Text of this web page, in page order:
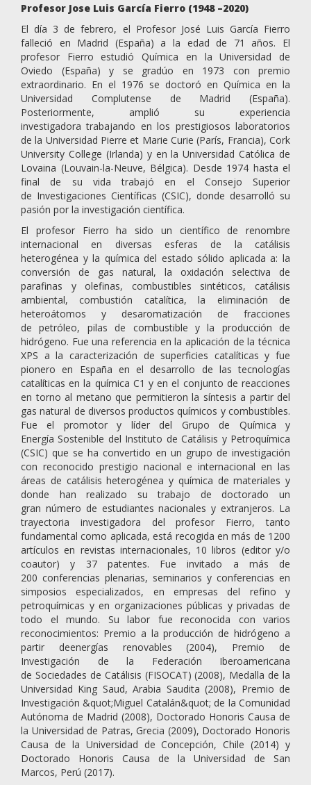
Profesor Jose Luis García Fierro (1948 –2020)
El día 3 de febrero, el Profesor José Luis García Fierro
falleció en Madrid (España) a la edad de 71 años. El
profesor Fierro estudió Química en la Universidad de
Oviedo (España) y se gradúo en 1973 con premio
extraordinario. En el 1976 se doctoró en Química en la
Universidad Complutense de Madrid (España).
Posteriormente, amplió su experiencia
investigadora trabajando en los prestigiosos laboratorios
de la Universidad Pierre et Marie Curie (París, Francia), Cork
University College (Irlanda) y en la Universidad Católica de
Lovaina (Louvain-la-Neuve, Bélgica). Desde 1974 hasta el
final de su vida trabajó en el Consejo Superior
de Investigaciones Científicas (CSIC), donde desarrolló su
pasión por la investigación científica.
El profesor Fierro ha sido un científico de renombre
internacional en diversas esferas de la catálisis
heterogénea y la química del estado sólido aplicada a: la
conversión de gas natural, la oxidación selectiva de
parafinas y olefinas, combustibles sintéticos, catálisis
ambiental, combustión catalítica, la eliminación de
heteroátomos y desaromatización de fracciones
de petróleo, pilas de combustible y la producción de
hidrógeno. Fue una referencia en la aplicación de la técnica
XPS a la caracterización de superficies catalíticas y fue
pionero en España en el desarrollo de las tecnologías
catalíticas en la química C1 y en el conjunto de reacciones
en torno al metano que permitieron la síntesis a partir del
gas natural de diversos productos químicos y combustibles.
Fue el promotor y líder del Grupo de Química y
Energía Sostenible del Instituto de Catálisis y Petroquímica
(CSIC) que se ha convertido en un grupo de investigación
con reconocido prestigio nacional e internacional en las
áreas de catálisis heterogénea y química de materiales y
donde han realizado su trabajo de doctorado un
gran número de estudiantes nacionales y extranjeros. La
trayectoria investigadora del profesor Fierro, tanto
fundamental como aplicada, está recogida en más de 1200
artículos en revistas internacionales, 10 libros (editor y/o
coautor) y 37 patentes. Fue invitado a más de
200 conferencias plenarias, seminarios y conferencias en
simposios especializados, en empresas del refino y
petroquímicas y en organizaciones públicas y privadas de
todo el mundo. Su labor fue reconocida con varios
reconocimientos: Premio a la producción de hidrógeno a
partir deenergías renovables (2004), Premio de
Investigación de la Federación Iberoamericana
de Sociedades de Catálisis (FISOCAT) (2008), Medalla de la
Universidad King Saud, Arabia Saudita (2008), Premio de
Investigación &quot;Miguel Catalán&quot; de la Comunidad
Autónoma de Madrid (2008), Doctorado Honoris Causa de
la Universidad de Patras, Grecia (2009), Doctorado Honoris
Causa de la Universidad de Concepción, Chile (2014) y
Doctorado Honoris Causa de la Universidad de San
Marcos, Perú (2017).